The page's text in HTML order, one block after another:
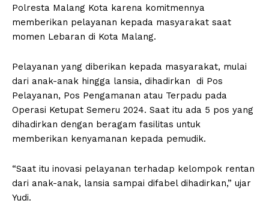
Polresta Malang Kota karena komitmennya
memberikan pelayanan kepada masyarakat saat
momen Lebaran di Kota Malang.
Pelayanan yang diberikan kepada masyarakat, mulai
dari anak-anak hingga lansia, dihadirkan di Pos
Pelayanan, Pos Pengamanan atau Terpadu pada
Operasi Ketupat Semeru 2024. Saat itu ada 5 pos yang
dihadirkan dengan beragam fasilitas untuk
memberikan kenyamanan kepada pemudik.
“Saat itu inovasi pelayanan terhadap kelompok rentan
dari anak-anak, lansia sampai difabel dihadirkan,” ujar
Yudi.